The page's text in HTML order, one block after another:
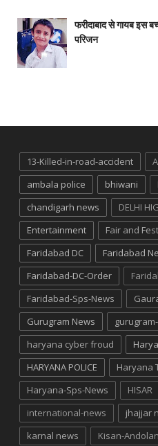
फरीदाबाद से गायब इस
परिजन
13-Killed-in-road-accident
ambala police
bhiwani
chandigarh news
DELHI
Entertainment
Fair and
Faridabad DC
Faridabad
Faridabad-DC-Order
Faridabad-Sps-News
Gurugram News
haryana cyber froud
HARYANA POLICE
Haryana
Haryana-Sps-News
HISAR
international-news
jhajjar
karnal news
Kisan-